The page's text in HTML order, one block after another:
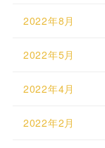
2022年8月
2022年5月
2022年4月
2022年2月